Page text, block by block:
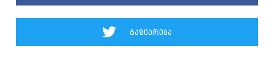
გაზიარება